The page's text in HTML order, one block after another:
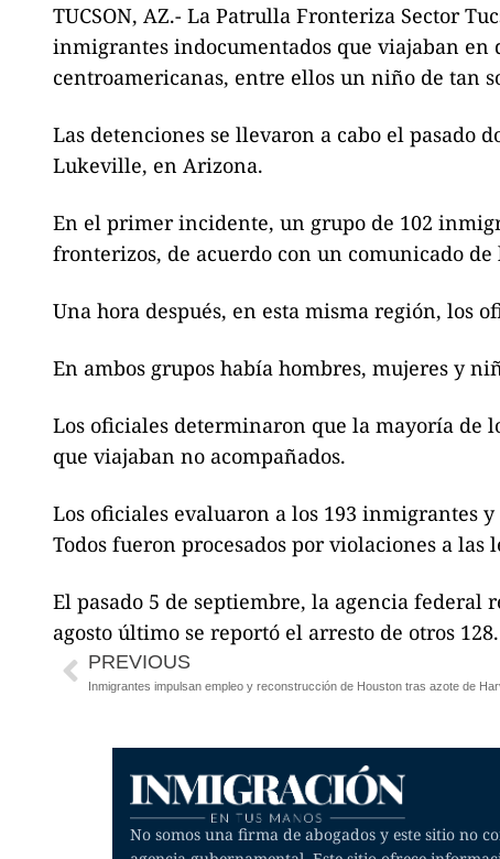
TUCSON, AZ.- La Patrulla Fronteriza Sector
inmigrantes indocumentados que viajaban
centroamericanas, entre ellos un niño de tan
Las detenciones se llevaron a cabo el pasado
Lukeville, en Arizona.
En el primer incidente, un grupo de 102
fronterizos, de acuerdo con un comunicado
Una hora después, en esta misma región, los
En ambos grupos había hombres, mujeres y
Los oficiales determinaron que la mayoría de
que viajaban no acompañados.
Los oficiales evaluaron a los 193 inmigrantes
Todos fueron procesados por violaciones a las
El pasado 5 de septiembre, la agencia federal
agosto último se reportó el arresto de otros 128.
PREVIOUS
Inmigrantes impulsan empleo y reconstrucción de Houston tras azote de
No somos una firma de abogados y este sitio no